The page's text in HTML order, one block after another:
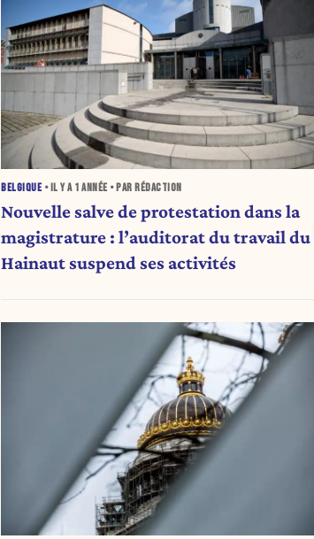
BELGIQUE • IL Y A 1 ANNÉE • PAR RÉDACTION
Nouvelle salve de protestation dans la
magistrature : l’auditorat du travail du
Hainaut suspend ses activités